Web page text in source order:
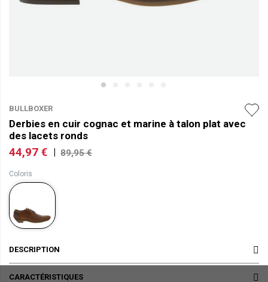
BULLBOXER
Derbies en cuir cognac et marine à talon plat avec
des lacets ronds
44,97 € 89,95 €
Coloris
DESCRIPTION
CARACTÉRISTIQUES